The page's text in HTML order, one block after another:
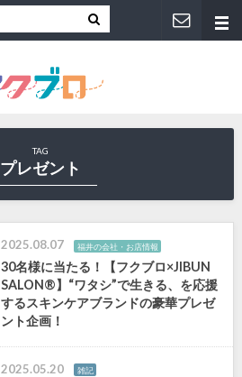
TAG
プレゼント
2025.08.07 福井の会社・お店情報
30名様に当たる！【フクブロ×JIBUN
SALON®】“ワタシ”で生きる、を応援
するスキンケアブランドの豪華プレゼ
ント企画！
2025.05.20 雑記